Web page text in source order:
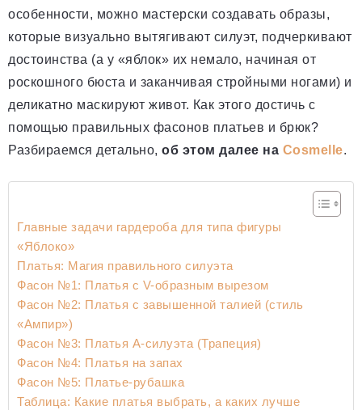
особенности, можно мастерски создавать образы,
которые визуально вытягивают силуэт, подчеркивают
достоинства (а у «яблок» их немало, начиная от
роскошного бюста и заканчивая стройными ногами) и
деликатно маскируют живот. Как этого достичь с
помощью правильных фасонов платьев и брюк?
Разбираемся детально, об этом далее на Cosmelle.
Главные задачи гардероба для типа фигуры
«Яблоко»
Платья: Магия правильного силуэта
Фасон №1: Платья с V-образным вырезом
Фасон №2: Платья с завышенной талией (стиль
«Ампир»)
Фасон №3: Платья А-силуэта (Трапеция)
Фасон №4: Платья на запах
Фасон №5: Платье-рубашка
Таблица: Какие платья выбрать, а каких лучше